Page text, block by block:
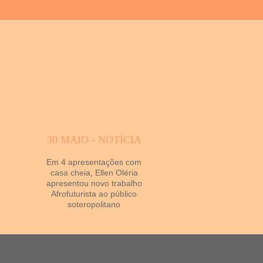
30 MAIO - NOTÍCIA
Em 4 apresentações com
casa cheia, Ellen Oléria
apresentou novo trabalho
Afrofuturista ao público
soteropolitano